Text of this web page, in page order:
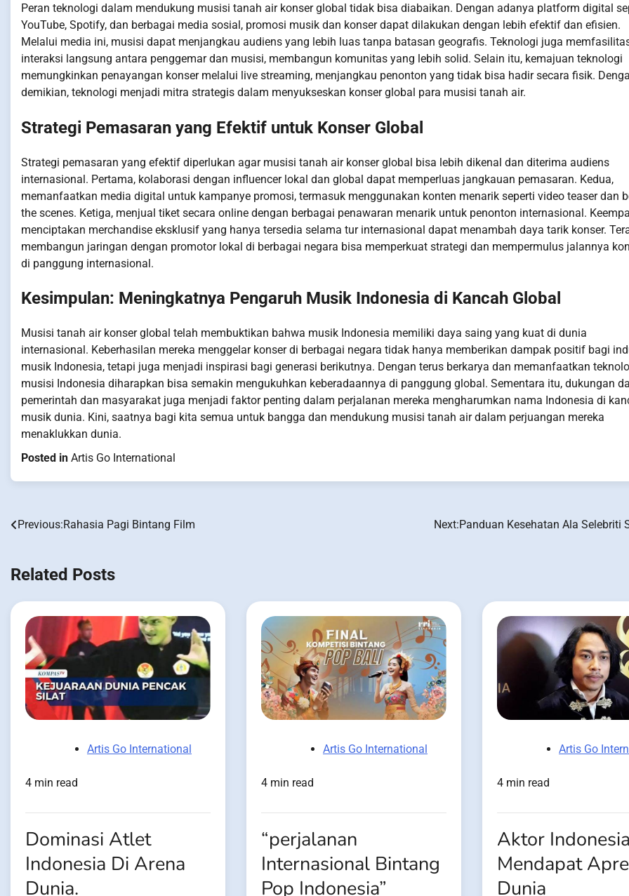
Peran teknologi dalam mendukung musisi tanah air konser global tidak bisa diabaikan. Dengan adanya platform digital
YouTube, Spotify, dan berbagai media sosial, promosi musik dan konser dapat dilakukan dengan lebih efektif dan efisien.
Melalui media ini, musisi dapat menjangkau audiens yang lebih luas tanpa batasan geografis. Teknologi juga
interaksi langsung antara penggemar dan musisi, membangun komunitas yang lebih solid. Selain itu, kemajuan teknologi
memungkinkan penayangan konser melalui live streaming, menjangkau penonton yang tidak bisa hadir secara fisik.
demikian, teknologi menjadi mitra strategis dalam menyukseskan konser global para musisi tanah air.
Strategi Pemasaran yang Efektif untuk Konser Global
Strategi pemasaran yang efektif diperlukan agar musisi tanah air konser global bisa lebih dikenal dan diterima audiens
internasional. Pertama, kolaborasi dengan influencer lokal dan global dapat memperluas jangkauan pemasaran. Kedua,
memanfaatkan media digital untuk kampanye promosi, termasuk menggunakan konten menarik seperti video teaser dan
the scenes. Ketiga, menjual tiket secara online dengan berbagai penawaran menarik untuk penonton internasional.
menciptakan merchandise eksklusif yang hanya tersedia selama tur internasional dapat menambah daya tarik konser.
membangun jaringan dengan promotor lokal di berbagai negara bisa memperkuat strategi dan mempermulus jalannya
di panggung internasional.
Kesimpulan: Meningkatnya Pengaruh Musik Indonesia di Kancah Global
Musisi tanah air konser global telah membuktikan bahwa musik Indonesia memiliki daya saing yang kuat di dunia
internasional. Keberhasilan mereka menggelar konser di berbagai negara tidak hanya memberikan dampak positif bagi
musik Indonesia, tetapi juga menjadi inspirasi bagi generasi berikutnya. Dengan terus berkarya dan memanfaatkan
musisi Indonesia diharapkan bisa semakin mengukuhkan keberadaannya di panggung global. Sementara itu, dukungan
pemerintah dan masyarakat juga menjadi faktor penting dalam perjalanan mereka mengharumkan nama Indonesia di
musik dunia. Kini, saatnya bagi kita semua untuk bangga dan mendukung musisi tanah air dalam perjuangan mereka
menaklukkan dunia.
Posted in Artis Go International
Post
Previous:Rahasia Pagi Bintang Film Next:Panduan Kesehatan Ala Selebriti
Related Posts
Artis Go International
4 min read
Dominasi Atlet
Indonesia Di Arena
Dunia.
Artis Go International
4 min read
“perjalanan
Internasional Bintang
Pop Indonesia”
Artis Go
4 min read
Aktor Indonesia
Mendapat
Dunia